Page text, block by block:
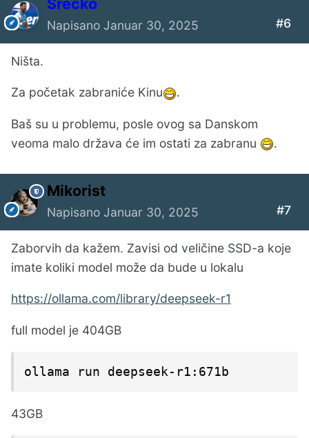
Napisano Januar 30, 2025 #6
Ništa.
Za početak zabraniće Kinu .
Baš su u problemu, posle ovog sa Danskom
veoma malo država će im ostati za zabranu
.
Mikorist
Napisano Januar 30, 2025 #7
Zaborvih da kažem. Zavisi od veličine SSD-a koje
imate koliki model može da bude u lokalu
https://ollama.com/library/deepseek-r1
full model je 404GB
ollama run deepseek-r1:671b
43GB